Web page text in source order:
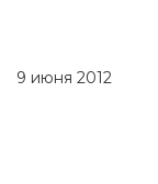
9 июня 2012